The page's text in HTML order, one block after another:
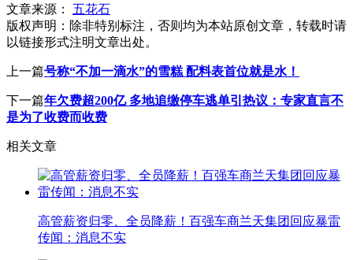
文章来源：
五花石
版权声明： 除非特别标注，否则均为本站原创文章，转载时请
以链接形式注明文章出处。
上一篇号称“不加一滴水”的雪糕 配料表首位就是水！
下一篇年欠费超200亿 多地追缴停车逃单引热议：专家直言不
是为了收费而收费
相关文章
高管薪资归零、全员降薪！百强车商兰天集团回应暴雷
传闻：消息不实